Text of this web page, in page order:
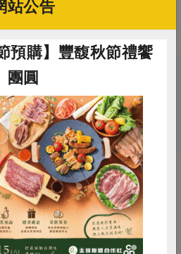
關鍵字
# 年菜
興趣的產品
食譜 減硝酸鹽
共同購買
站公告
預購】豐馥秋節禮饗
團圓